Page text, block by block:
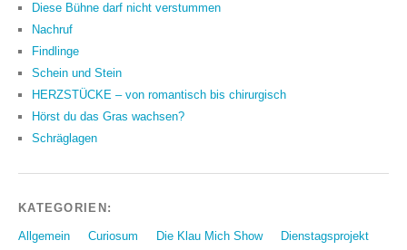
Diese Bühne darf nicht verstummen
Nachruf
Findlinge
Schein und Stein
HERZSTÜCKE – von romantisch bis chirurgisch
Hörst du das Gras wachsen?
Schräglagen
KATEGORIEN:
Allgemein Curiosum Die Klau Mich Show
Dienstagsprojekt